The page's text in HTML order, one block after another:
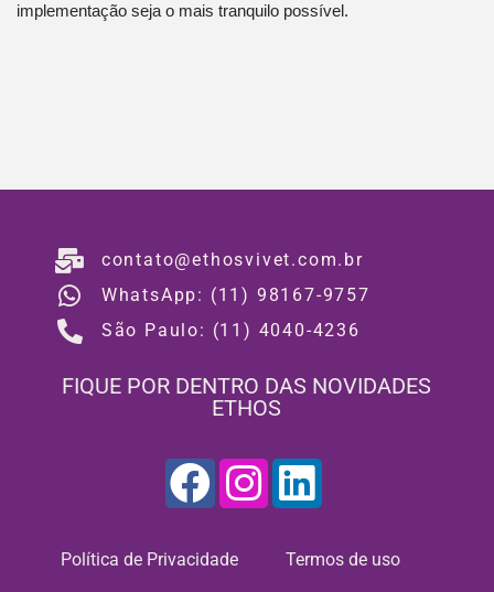
implementação seja o mais tranquilo possível.
contato@ethosvivet.com.br
WhatsApp: (11) 98167-9757
São Paulo: (11) 4040-4236
FIQUE POR DENTRO DAS NOVIDADES
ETHOS
Política de Privacidade Termos de uso